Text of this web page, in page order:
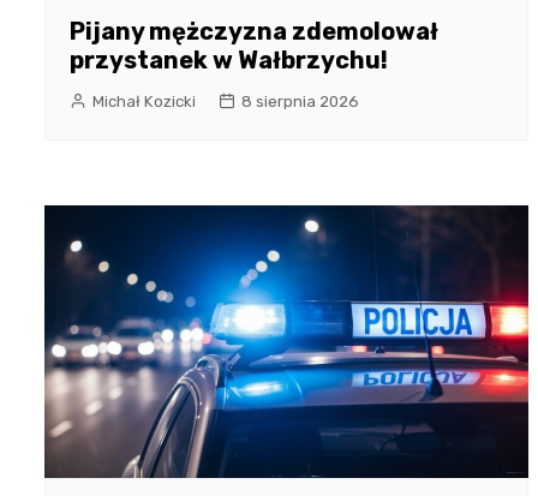
Pijany mężczyzna zdemolował
przystanek w Wałbrzychu!
Michał Kozicki 8 sierpnia 2026